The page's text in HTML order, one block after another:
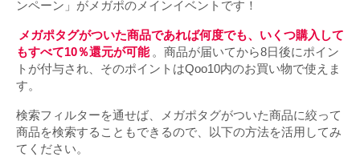
ンペーン」がメガポのメインイベントです！
メガポタグがついた商品であれば何度でも、いくつ購入して
もすべて10％還元が可能 。商品が届いてから8日後にポイン
トが付与され、そのポイントはQoo10内のお買い物で使えま
す。
検索フィルターを通せば、メガポタグがついた商品に絞って
商品を検索することもできるので、以下の方法を活用してみ
てください。